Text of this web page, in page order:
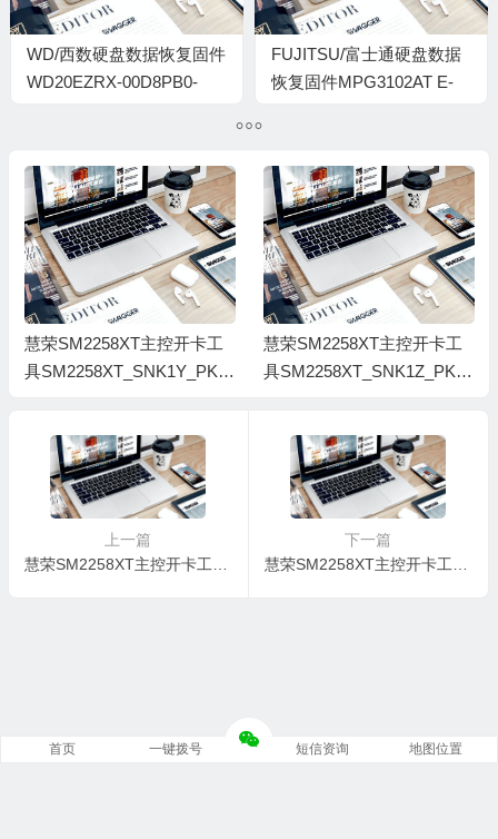
WD/西数硬盘数据恢复固件
WD20EZRX-00D8PB0-
00010055-H4-1740
FUJITSU/富士通硬盘数据
恢复固件MPG3102AT E-
慧荣SM2258XT主控开卡工
具SM2258XT_SNK1Y_PKG
慧荣SM2258XT主控开卡工
具SM2258XT_SNK1Z_PKG
上一篇
慧荣SM2258XT主控开卡工具SM2258XT_B16A_PKGQ1024B_FWQ0922A0
下一篇
慧荣SM2258XT主控开卡工具SM2258XT_B16A_PKGR0524A_FWR0510A0
首页 一键拨号 短信资询 地图位置